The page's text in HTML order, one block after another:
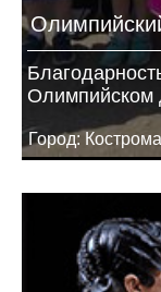
Олимпийском
Город: